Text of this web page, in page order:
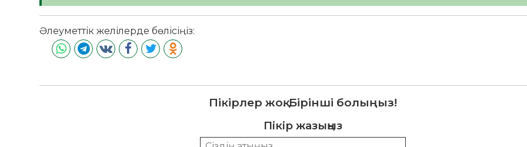
Әлеуметтік желілерде бөлісіңіз:
Пікірлер жоқ. Бірінші болыңыз!
Пікір жазыңыз